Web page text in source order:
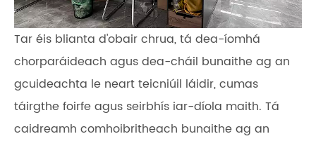
Tar éis blianta d'obair chrua, tá dea-íomhá
chorparáideach agus dea-cháil bunaithe ag an
gcuideachta le neart teicniúil láidir, cumas
táirgthe foirfe agus seirbhís iar-díola maith. Tá
caidreamh comhoibritheach bunaithe ag an